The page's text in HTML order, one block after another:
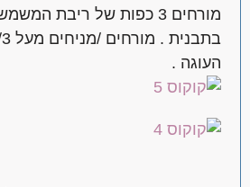
מורחים 3 כפות של ריבת
העוגה .